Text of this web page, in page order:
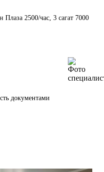
2500/час, 3 сагат 7000
документами